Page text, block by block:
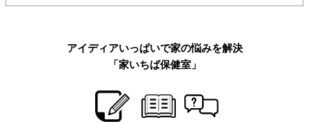
アイディアいっぱいで家の悩みを解決
「家いちば保健室」